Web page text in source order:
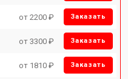
от 2200 ₽ Заказать
от 3300 ₽ Заказать
от 1810 ₽ Заказать